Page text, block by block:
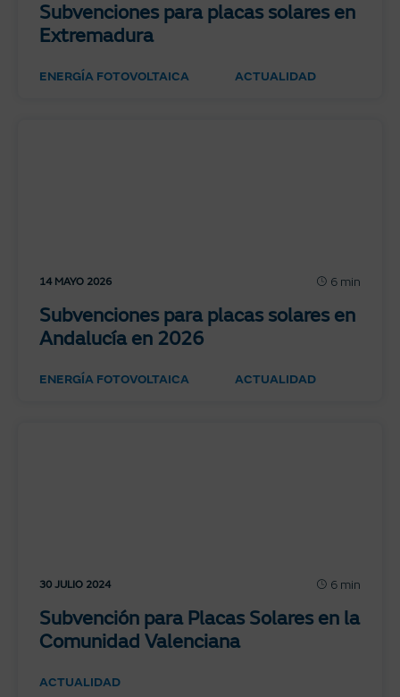
Subvenciones para placas solares en
Extremadura
ENERGÍA FOTOVOLTAICA ACTUALIDAD
14 MAYO 2026 6 min
Subvenciones para placas solares en
Andalucía en 2026
ENERGÍA FOTOVOLTAICA ACTUALIDAD
30 JULIO 2024 6 min
Subvención para Placas Solares en la
Comunidad Valenciana
ACTUALIDAD